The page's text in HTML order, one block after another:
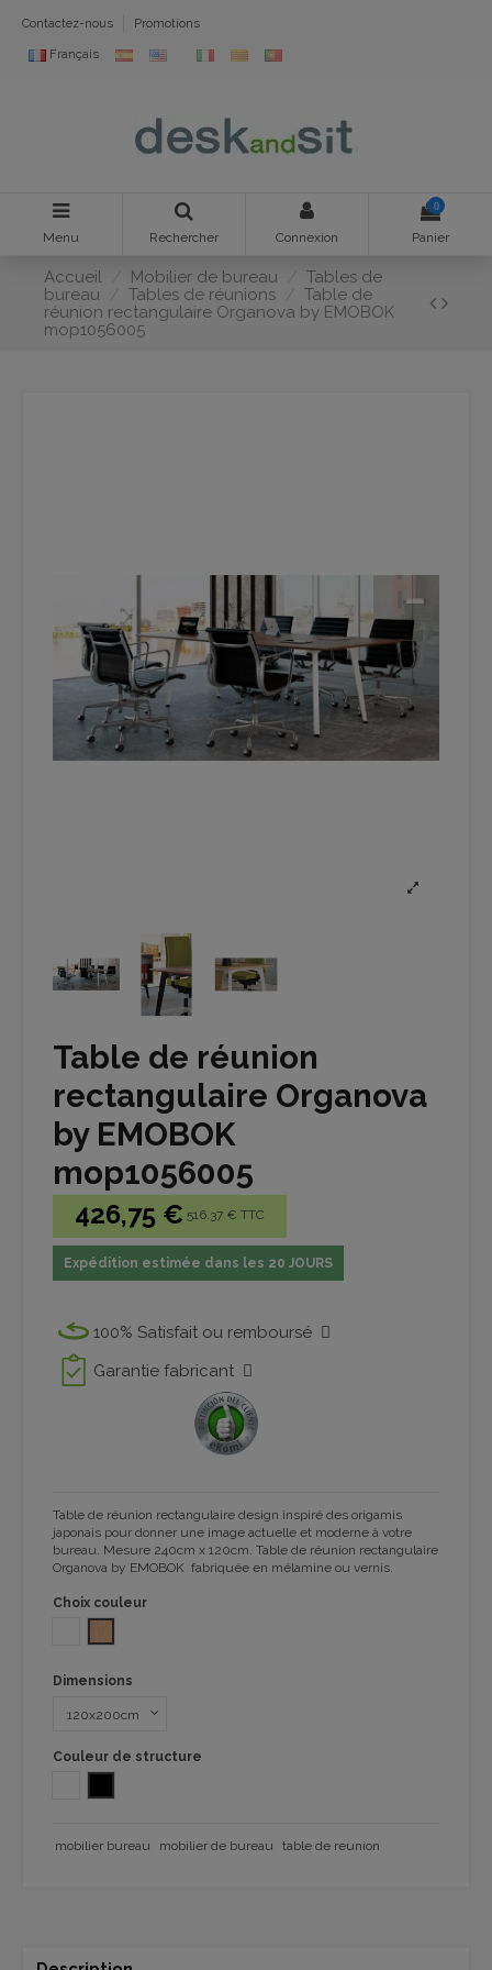
Contactez-nous Promotions
Français
Menu Rechercher Connexion
0
Panier
Accueil Mobilier de bureau
Tables de
bureau
Tables de réunions
Table de
réunion rectangulaire Organova by EMOBOK
mop1056005
Table de réunion
rectangulaire Organova
by EMOBOK
mop1056005
426,75 € 516.37 € TTC
Expédition estimée dans les 20 JOURS
100% Satisfait ou remboursé
Garantie fabricant
Table de réunion rectangulaire design inspiré des origamis
japonais pour donner une image actuelle et moderne à votre
bureau. Mesure 240cm x 120cm. Table de réunion rectangulaire
Organova by EMOBOK fabriquée en mélamine ou vernis.
Choix couleur
Dimensions
Couleur de structure
mobilier bureau mobilier de bureau table de reunion